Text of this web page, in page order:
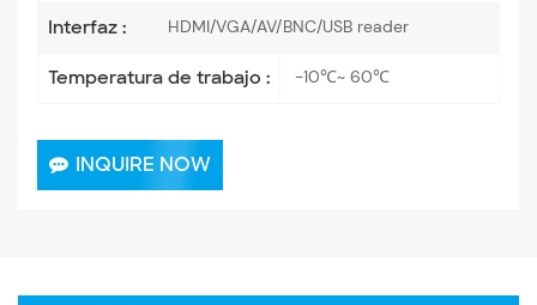
Interfaz : HDMI/VGA/AV/BNC/USB reader
Temperatura de trabajo : -10℃~ 60℃
INQUIRE NOW